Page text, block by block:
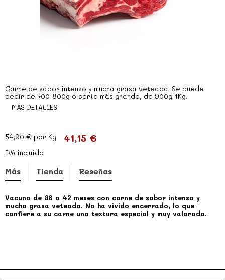
Carne de sabor intenso y mucha grasa veteada. Se puede
pedir de 700-800g o corte más grande, de 900g-1Kg.
MÁS DETALLES
54,90 € por Kg 41,15 €
IVA incluído
Más Tienda Reseñas
Vacuno de 36 a 42 meses con carne de sabor intenso y
mucha grasa veteada. No ha vivido encerrado, lo que
confiere a su carne una textura especial y muy valorada.